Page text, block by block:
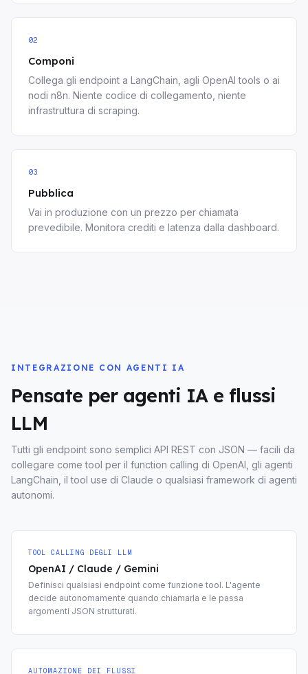
02
Componi
Collega gli endpoint a LangChain, agli OpenAI tools o ai
nodi n8n. Niente codice di collegamento, niente
infrastruttura di scraping.
03
Pubblica
Vai in produzione con un prezzo per chiamata
prevedibile. Monitora crediti e latenza dalla dashboard.
INTEGRAZIONE CON AGENTI IA
Pensate per agenti IA e flussi
LLM
Tutti gli endpoint sono semplici API REST con JSON — facili da
collegare come tool per il function calling di OpenAI, gli agenti
LangChain, il tool use di Claude o qualsiasi framework di agenti
autonomi.
TOOL CALLING DEGLI LLM
OpenAI / Claude / Gemini
Definisci qualsiasi endpoint come funzione tool. L'agente
decide autonomamente quando chiamarla e le passa
argomenti JSON strutturati.
AUTOMAZIONE DEI FLUSSI